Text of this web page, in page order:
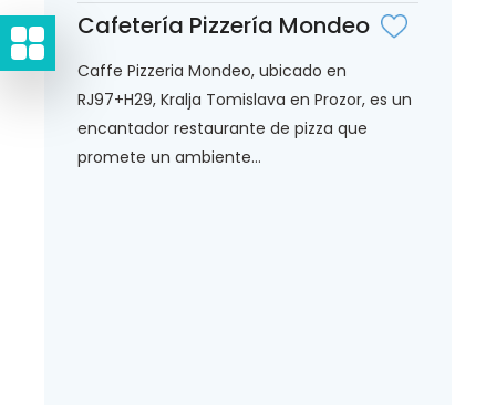
Cafetería Pizzería Mondeo
Caffe Pizzeria Mondeo, ubicado en
RJ97+H29, Kralja Tomislava en Prozor, es un
encantador restaurante de pizza que
promete un ambiente...